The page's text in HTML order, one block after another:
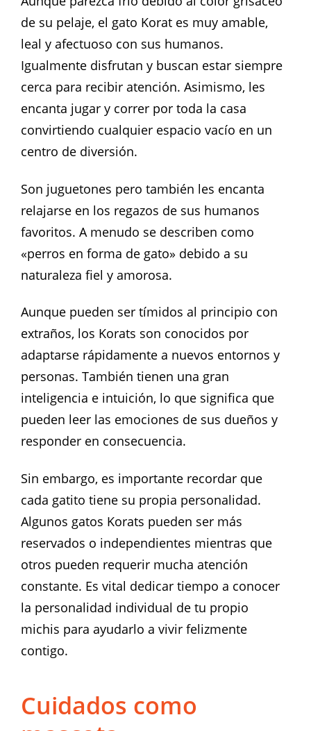
de su pelaje, el gato Korat es muy amable,
leal y afectuoso con sus humanos.
Igualmente disfrutan y buscan estar siempre
cerca para recibir atención. Asimismo, les
encanta jugar y correr por toda la casa
convirtiendo cualquier espacio vacío en un
centro de diversión.
Son juguetones pero también les encanta
relajarse en los regazos de sus humanos
favoritos. A menudo se describen como
«perros en forma de gato» debido a su
naturaleza fiel y amorosa.
Aunque pueden ser tímidos al principio con
extraños, los Korats son conocidos por
adaptarse rápidamente a nuevos entornos y
personas. También tienen una gran
inteligencia e intuición, lo que significa que
pueden leer las emociones de sus dueños y
responder en consecuencia.
Sin embargo, es importante recordar que
cada gatito tiene su propia personalidad.
Algunos gatos Korats pueden ser más
reservados o independientes mientras que
otros pueden requerir mucha atención
constante. Es vital dedicar tiempo a conocer
la personalidad individual de tu propio
michis para ayudarlo a vivir felizmente
contigo.
Cuidados como